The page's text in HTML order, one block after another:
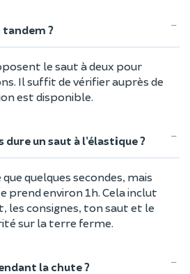
tandem ?
le saut à deux pour
Il suffit de vérifier auprès de
est disponible.
un saut à l’élastique ?
quelques secondes, mais
prend environ 1h. Cela inclut
les consignes, ton saut et le
sur la terre ferme.
la chute ?